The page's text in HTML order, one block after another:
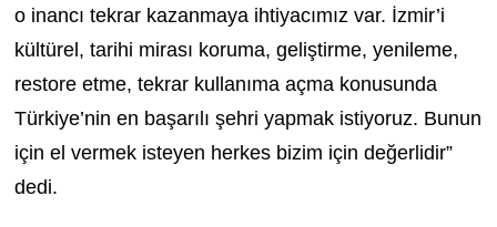
o inancı tekrar kazanmaya ihtiyacımız var. İzmir’i
kültürel, tarihi mirası koruma, geliştirme, yenileme,
restore etme, tekrar kullanıma açma konusunda
Türkiye’nin en başarılı şehri yapmak istiyoruz. Bunun
için el vermek isteyen herkes bizim için değerlidir”
dedi.